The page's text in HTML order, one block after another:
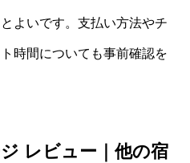
よいです。支払い方法やチ
時間についても事前確認を
レビュー｜他の宿